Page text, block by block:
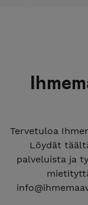
Tervetuloa
Löydät
palveluista ja